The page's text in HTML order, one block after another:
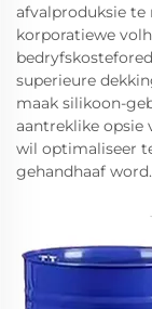
afvalproduksie te
korporatiewe
superieure
maak silikoon-
aantreklike opsie
wil optimaliseer
gehandhaaf word.